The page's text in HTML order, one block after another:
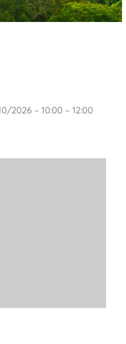
2026 – 10:00 – 12:00